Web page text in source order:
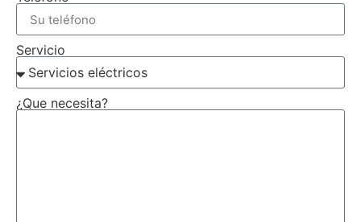
Servicio
¿Que necesita?